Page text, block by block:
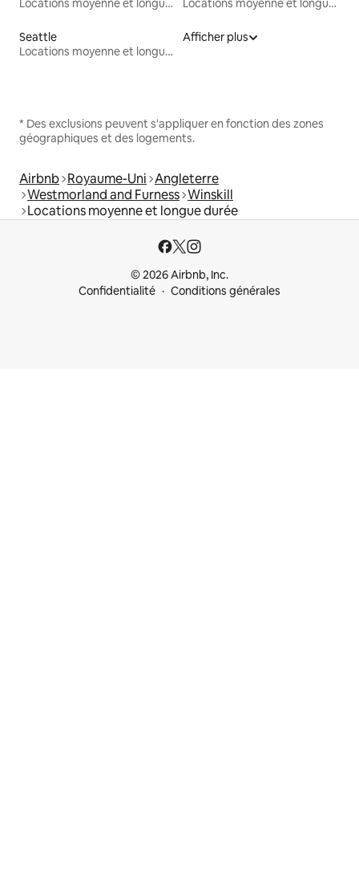
Locations moyenne et longue durée Locations moyenne et longue durée
Seattle
Locations moyenne et longue durée
Afficher plus
* Des exclusions peuvent s'appliquer en fonction des zones
géographiques et des logements.
Airbnb Royaume-Uni Angleterre
Westmorland and Furness Winskill
Locations moyenne et longue durée
© 2026 Airbnb, Inc.
Confidentialité
Conditions générales